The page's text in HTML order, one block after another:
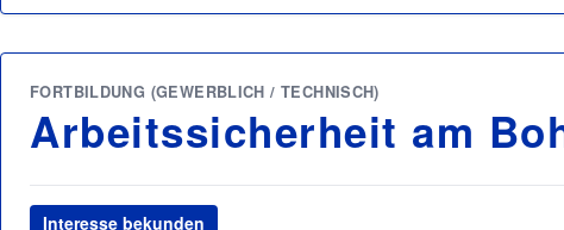
FORTBILDUNG (GEWERBLICH / TECHNISCH)
Arbeitssicherheit am
Interesse bekunden